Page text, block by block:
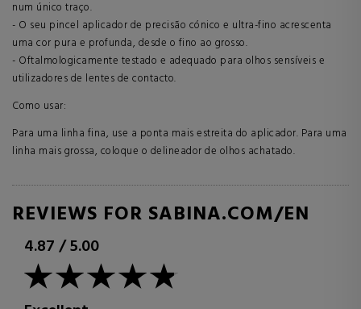
num único traço.
- O seu pincel aplicador de precisão cónico e ultra-fino acrescenta
uma cor pura e profunda, desde o fino ao grosso.
- Oftalmologicamente testado e adequado para olhos sensíveis e
utilizadores de lentes de contacto.
Como usar:
Para uma linha fina, use a ponta mais estreita do aplicador. Para uma
linha mais grossa, coloque o delineador de olhos achatado.
REVIEWS FOR SABINA.COM/EN
4.87/5.00